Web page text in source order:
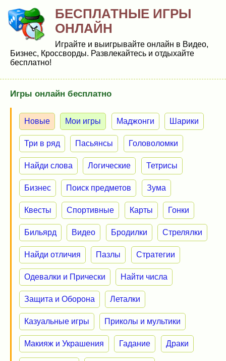
БЕСПЛАТНЫЕ ИГРЫ
ОНЛАЙН
Играйте и выигрывайте онлайн в Видео,
Бизнес, Кроссворды. Развлекайтесь и отдыхайте
бесплатно!
Игры онлайн бесплатно
Новые Мои игры Маджонги Шарики
Три в ряд Пасьянсы Головоломки
Найди слова Логические Тетрисы
Бизнес Поиск предметов Зума
Квесты Спортивные Карты Гонки
Бильярд Видео Бродилки Стрелялки
Найди отличия Пазлы Стратегии
Одевалки и Прически Найти числа
Защита и Оборона Леталки
Казуальные игры Приколы и мультики
Макияж и Украшения Гадание Драки